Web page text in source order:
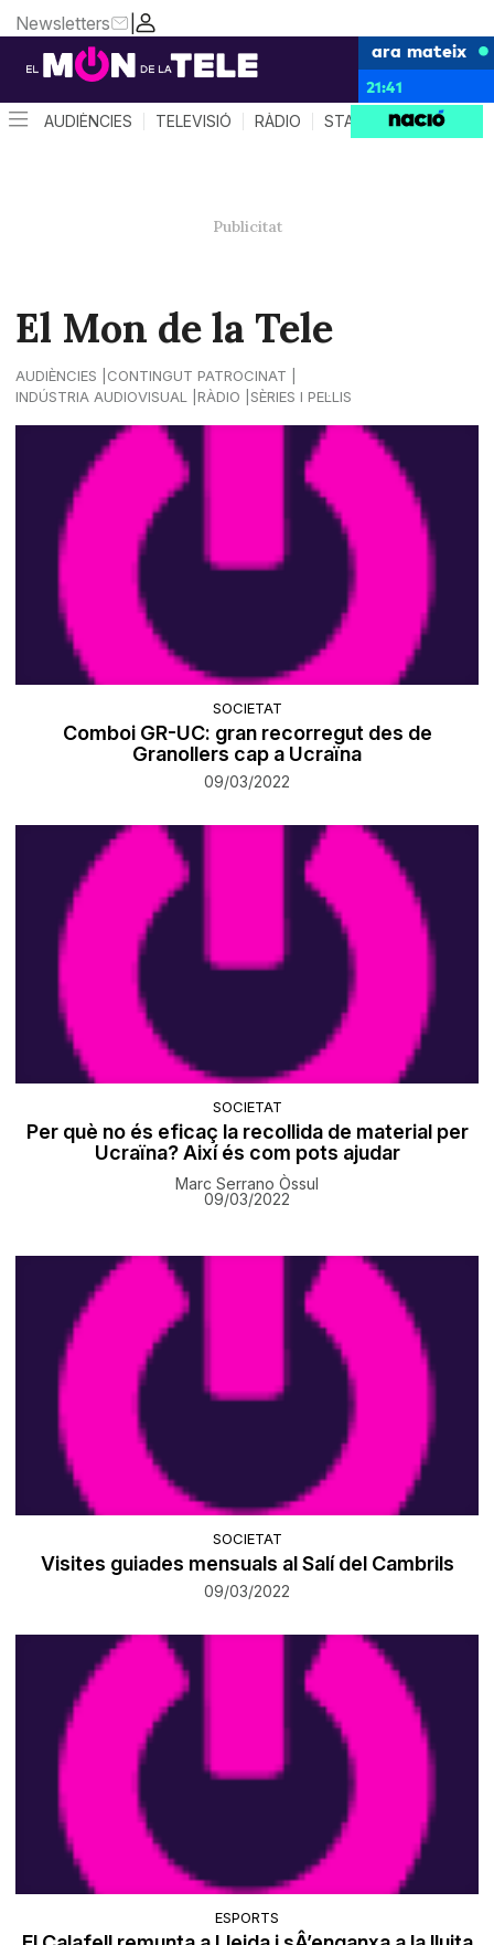
|
Newsletters
ara mateix
21:41
AUDIÈNCIES TELEVISIÓ RÀDIO STAR SYSTEM
El Mon de la Tele
AUDIÈNCIES
CONTINGUT PATROCINAT
INDÚSTRIA AUDIOVISUAL
RÀDIO SÈRIES I PEL·LIS
SOCIETAT
Comboi GR-UC: gran recorregut des de
Granollers cap a Ucraïna
09/03/2022
SOCIETAT
Per què no és eficaç la recollida de material per
Ucraïna? Així és com pots ajudar
Marc Serrano Òssul
09/03/2022
SOCIETAT
Visites guiades mensuals al Salí del Cambrils
09/03/2022
ESPORTS